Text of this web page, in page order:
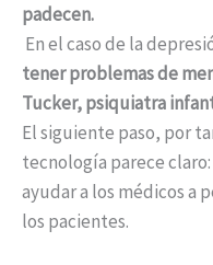
padecen.
En el caso de la
tener problemas de
Tucker, psiquiatra
El siguiente paso, por
tecnología parece
ayudar a los médicos a
los pacientes.